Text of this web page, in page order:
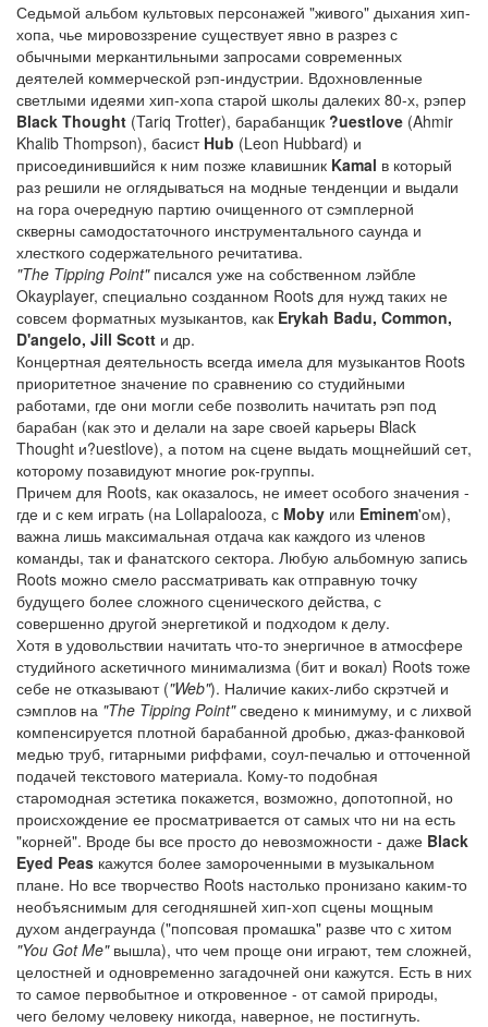
Седьмой альбом культовых персонажей "живого" дыхания хип-
хопа, чье мировоззрение существует явно в разрез с
обычными меркантильными запросами современных
деятелей коммерческой рэп-индустрии. Вдохновленные
светлыми идеями хип-хопа старой школы далеких 80-х, рэпер
Black Thought (Tariq Trotter), барабанщик ?uestlove (Ahmir
Khalib Thompson), басист Hub (Leon Hubbard) и
присоединившийся к ним позже клавишник Kamal в который
раз решили не оглядываться на модные тенденции и выдали
на гора очередную партию очищенного от сэмплерной
скверны самодостаточного инструментального саунда и
хлесткого содержательного речитатива.
"The Tipping Point"писался уже на собственном лэйбле
Okayplayer, специально созданном Roots для нужд таких не
совсем форматных музыкантов, как Erykah Badu, Common,
D'angelo, Jill Scott и др.
Концертная деятельность всегда имела для музыкантов Roots
приоритетное значение по сравнению со студийными
работами, где они могли себе позволить начитать рэп под
барабан (как это и делали на заре своей карьеры Black
Thought и?uestlove), а потом на сцене выдать мощнейший сет,
которому позавидуют многие рок-группы.
Причем для Roots, как оказалось, не имеет особого значения -
где и с кем играть (на Lollapalooza, с Moby или Eminem'ом),
важна лишь максимальная отдача как каждого из членов
команды, так и фанатского сектора. Любую альбомную запись
Roots можно смело рассматривать как отправную точку
будущего более сложного сценического действа, с
совершенно другой энергетикой и подходом к делу.
Хотя в удовольствии начитать что-то энергичное в атмосфере
студийного аскетичного минимализма (бит и вокал) Roots тоже
себе не отказывают ("Web"). Наличие каких-либо скрэтчей и
сэмплов на "The Tipping Point"сведено к минимуму, и с лихвой
компенсируется плотной барабанной дробью, джаз-фанковой
медью труб, гитарными риффами, соул-печалью и отточенной
подачей текстового материала. Кому-то подобная
старомодная эстетика покажется, возможно, допотопной, но
происхождение ее просматривается от самых что ни на есть
"корней". Вроде бы все просто до невозможности - даже Black
Eyed Peas кажутся более замороченными в музыкальном
плане. Но все творчество Roots настолько пронизано каким-то
необъяснимым для сегодняшней хип-хоп сцены мощным
духом андеграунда ("попсовая промашка" разве что с хитом
"You Got Me"вышла), что чем проще они играют, тем сложней,
целостней и одновременно загадочней они кажутся. Есть в них
то самое первобытное и откровенное - от самой природы,
чего белому человеку никогда, наверное, не постигнуть.